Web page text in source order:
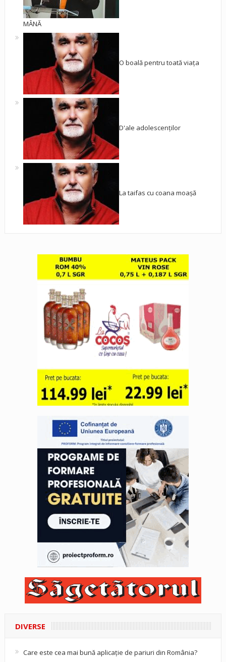
MÂNĂ
O boală pentru toată viața
D'ale adolescenților
La taifas cu coana moașă
DIVERSE
Care este cea mai bună aplicație de pariuri din România?